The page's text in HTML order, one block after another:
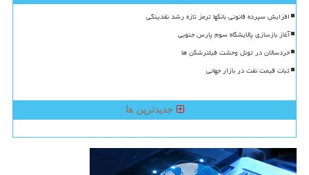
افزایش سپرده قانونی بانکها ترمز تازه رشد نقدینگی
آغاز بازسازی پالایشگاه سوم پارس جنوبی
خردسالان در تونل وحشت فیلترشکن ها
ثبات قیمت نفت در بازار جهانی
جدیدترین ها